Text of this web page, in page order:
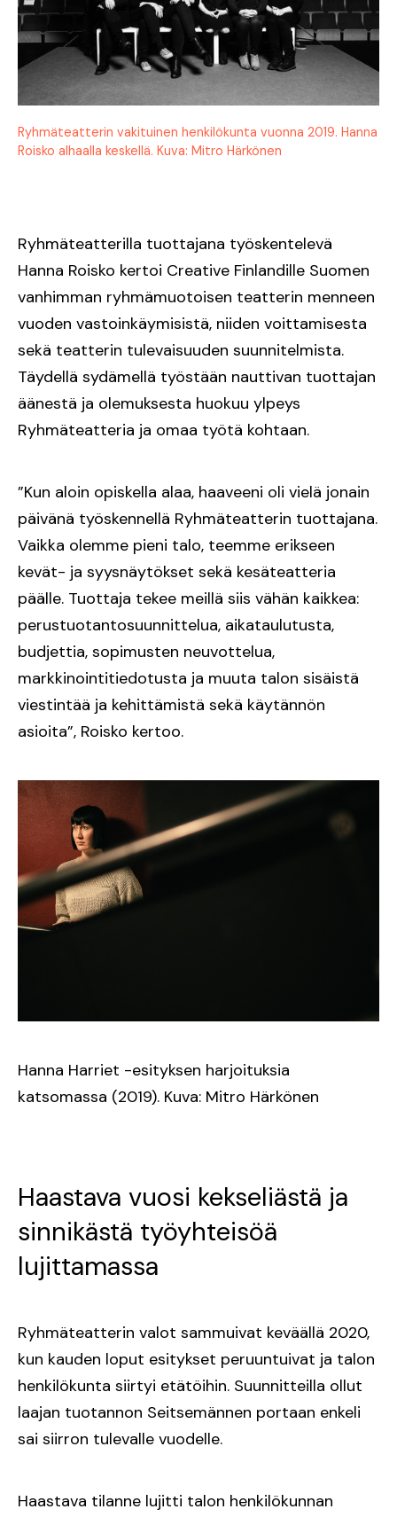
Ryhmäteatterin vakituinen henkilökunta vuonna 2019. Hanna
Roisko alhaalla keskellä. Kuva: Mitro Härkönen
Ryhmäteatterilla tuottajana työskentelevä
Hanna Roisko kertoi Creative Finlandille Suomen
vanhimman ryhmämuotoisen teatterin menneen
vuoden vastoinkäymisistä, niiden voittamisesta
sekä teatterin tulevaisuuden suunnitelmista.
Täydellä sydämellä työstään nauttivan tuottajan
äänestä ja olemuksesta huokuu ylpeys
Ryhmäteatteria ja omaa työtä kohtaan.
”Kun aloin opiskella alaa, haaveeni oli vielä jonain
päivänä työskennellä Ryhmäteatterin tuottajana.
Vaikka olemme pieni talo, teemme erikseen
kevät- ja syysnäytökset sekä kesäteatteria
päälle. Tuottaja tekee meillä siis vähän kaikkea:
perustuotantosuunnittelua, aikataulutusta,
budjettia, sopimusten neuvottelua,
markkinointitiedotusta ja muuta talon sisäistä
viestintää ja kehittämistä sekä käytännön
asioita”, Roisko kertoo.
Hanna Harriet -esityksen harjoituksia
katsomassa (2019). Kuva: Mitro Härkönen
Haastava vuosi kekseliästä ja
sinnikästä työyhteisöä
lujittamassa
Ryhmäteatterin valot sammuivat keväällä 2020,
kun kauden loput esitykset peruuntuivat ja talon
henkilökunta siirtyi etätöihin. Suunnitteilla ollut
laajan tuotannon Seitsemännen portaan enkeli
sai siirron tulevalle vuodelle.
Haastava tilanne lujitti talon henkilökunnan